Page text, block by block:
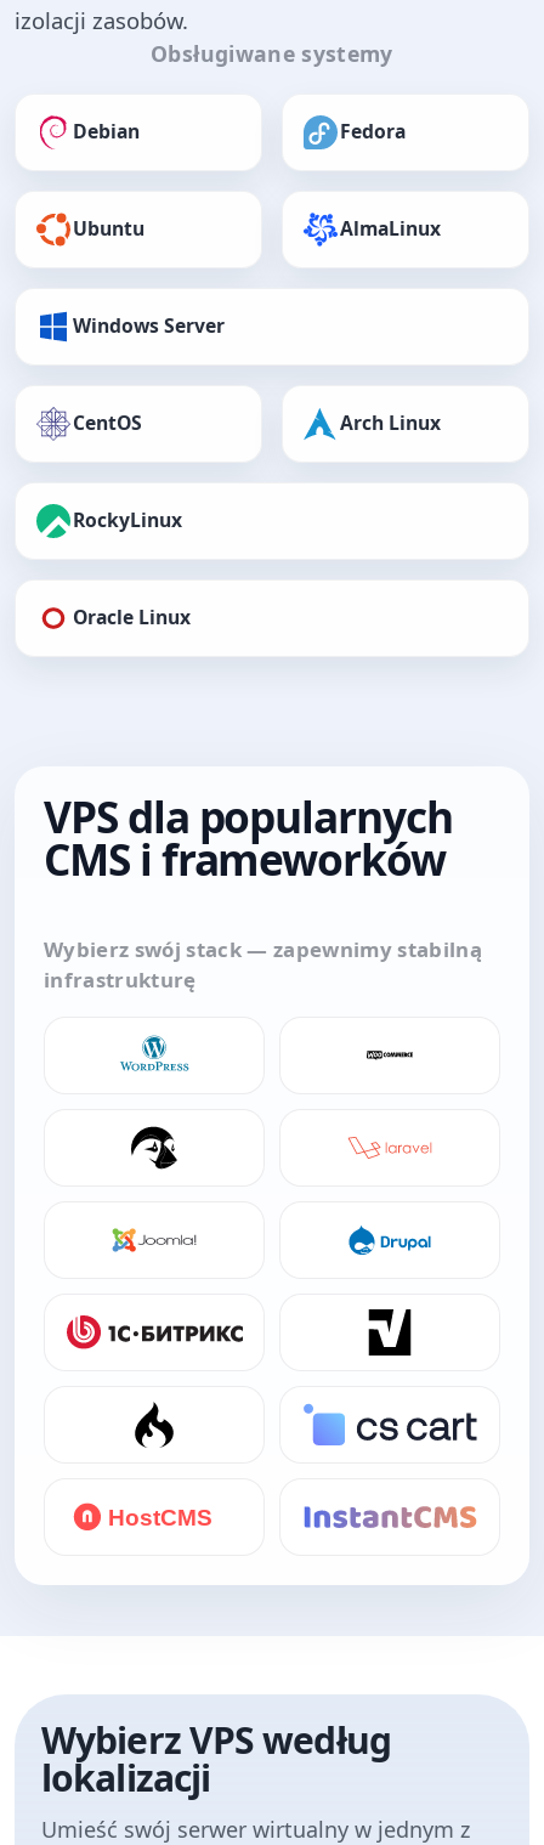
izolacji zasobów.
Obsługiwane systemy
Debian Fedora
Ubuntu AlmaLinux
Windows Server
CentOS Arch Linux
RockyLinux
Oracle Linux
VPS dla popularnych
CMS i frameworków
Wybierz swój stack — zapewnimy stabilną
infrastrukturę
Wybierz VPS według
lokalizacji
Umieść swój serwer wirtualny w jednym z